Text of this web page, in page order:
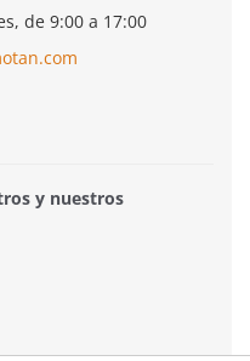
de 9:00 a 17:00
y nuestros